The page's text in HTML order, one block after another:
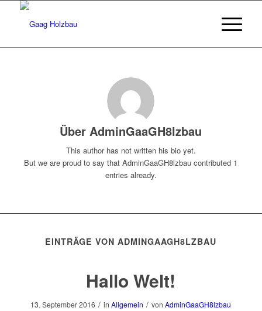
ÜberAdminGaaGH8lzbau
This author has not written his bio yet.
But we are proud to say thatAdminGaaGH8lzbau contributed 1
entries already.
EINTRÄGE VON ADMINGAAGH8LZBAU
Hallo Welt!
13. September 2016 / inAllgemein / vonAdminGaaGH8lzbau